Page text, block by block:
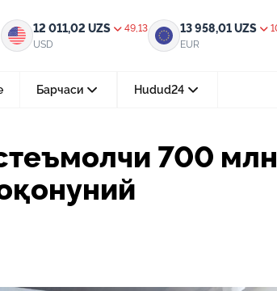
12 011,02 UZS
49,13
USD
13 958,01UZS
EUR
Барчаси Hudud24
Мустақилликнинг 35 йили:
ва “свет”дан ноқонуний фойдалангани аниқланди
700